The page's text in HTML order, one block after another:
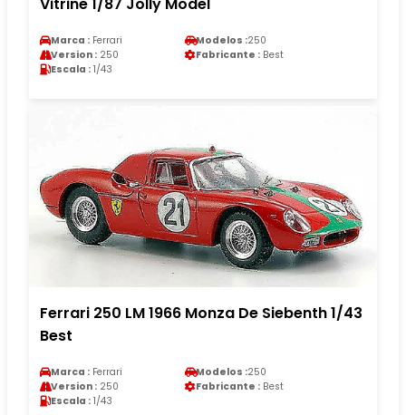
Marca : Ferrari Modelos :250
Version : 250 Fabricante : Best
Escala : 1/43
Ferrari 250 LM 1966 Monza De Siebenth 1/43
Best
Marca : Ferrari Modelos :250
Version : 250 Fabricante : Best
Escala : 1/43